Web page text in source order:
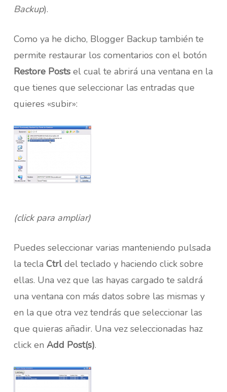
Backup).
Como ya he dicho, Blogger Backup también te
permite restaurar los comentarios con el botón
Restore Postsel cual te abrirá una ventana en la
que tienes que seleccionar las entradas que
quieres «subir»:
(click para ampliar)
Puedes seleccionar varias manteniendo pulsada
la tecla Ctrldel teclado y haciendo click sobre
ellas. Una vez que las hayas cargado te saldrá
una ventana con más datos sobre las mismas y
en la que otra vez tendrás que seleccionar las
que quieras añadir. Una vez seleccionadas haz
click en Add Post(s).